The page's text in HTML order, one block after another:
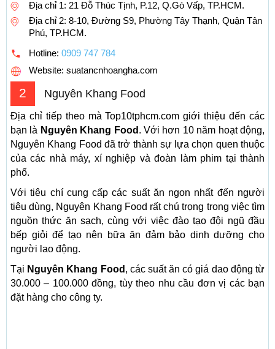
Địa chỉ 1: 21 Đỗ Thúc Tịnh, P.12, Q.Gò Vấp, TP.HCM.
Địa chỉ 2: 8-10, Đường S9, Phường Tây Thạnh, Quận Tân
Phú, TP.HCM.
Hotline: 0909 747 784
Website: suatancnhoangha.com
2 Nguyên Khang Food
Địa chỉ tiếp theo mà Top10tphcm.com giới thiệu đến các
bạn là Nguyên Khang Food . Với hơn 10 năm hoạt động,
Nguyên Khang Food đã trở thành sự lựa chọn quen thuộc
của các nhà máy, xí nghiệp và đoàn làm phim tại thành
phố.
Với tiêu chí cung cấp các suất ăn ngon nhất đến người
tiêu dùng, Nguyên Khang Food rất chú trọng trong việc tìm
nguồn thức ăn sạch, cùng với việc đào tạo đội ngũ đầu
bếp giỏi để tạo nên bữa ăn đảm bảo dinh dưỡng cho
người lao động.
Tại Nguyên Khang Food , các suất ăn có giá dao động từ
30.000 – 100.000 đồng, tùy theo nhu cầu đơn vị các bạn
đặt hàng cho công ty.